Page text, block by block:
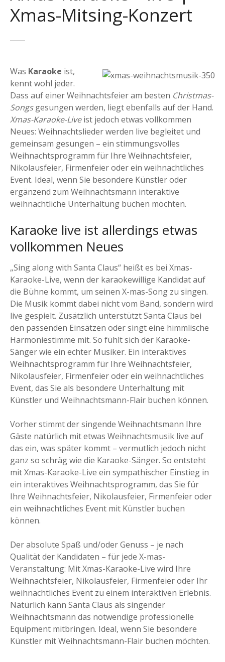
Xmas-Mitsing-Konzert
Was Karaoke ist,
kennt wohl jeder.
Dass auf einer Weihnachtsfeier am besten Christmas-
Songsgesungen werden, liegt ebenfalls auf der Hand.
Xmas-Karaoke-Liveist jedoch etwas vollkommen
Neues: Weihnachtslieder werden live begleitet und
gemeinsam gesungen – ein stimmungsvolles
Weihnachtsprogramm für Ihre Weihnachtsfeier,
Nikolausfeier, Firmenfeier oder ein weihnachtliches
Event. Ideal, wenn Sie besondere Künstler oder
ergänzend zum Weihnachtsmann interaktive
weihnachtliche Unterhaltung buchen möchten.
Karaoke live ist allerdings etwas
vollkommen Neues
„Sing along with Santa Claus“ heißt es bei Xmas-
Karaoke-Live, wenn der karaokewillige Kandidat auf
die Bühne kommt, um seinen X-mas-Song zu singen.
Die Musik kommt dabei nicht vom Band, sondern wird
live gespielt. Zusätzlich unterstützt Santa Claus bei
den passenden Einsätzen oder singt eine himmlische
Harmoniestimme mit. So fühlt sich der Karaoke-
Sänger wie ein echter Musiker. Ein interaktives
Weihnachtsprogramm für Ihre Weihnachtsfeier,
Nikolausfeier, Firmenfeier oder ein weihnachtliches
Event, das Sie als besondere Unterhaltung mit
Künstler und Weihnachtsmann-Flair buchen können.
Vorher stimmt der singende Weihnachtsmann Ihre
Gäste natürlich mit etwas Weihnachtsmusik live auf
das ein, was später kommt – vermutlich jedoch nicht
ganz so schräg wie die Karaoke-Sänger. So entsteht
mit Xmas-Karaoke-Live ein sympathischer Einstieg in
ein interaktives Weihnachtsprogramm, das Sie für
Ihre Weihnachtsfeier, Nikolausfeier, Firmenfeier oder
ein weihnachtliches Event mit Künstler buchen
können.
Der absolute Spaß und/oder Genuss – je nach
Qualität der Kandidaten – für jede X-mas-
Veranstaltung: Mit Xmas-Karaoke-Live wird Ihre
Weihnachtsfeier, Nikolausfeier, Firmenfeier oder Ihr
weihnachtliches Event zu einem interaktiven Erlebnis.
Natürlich kann Santa Claus als singender
Weihnachtsmann das notwendige professionelle
Equipment mitbringen. Ideal, wenn Sie besondere
Künstler mit Weihnachtsmann-Flair buchen möchten.